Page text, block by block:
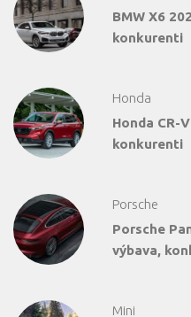
BMW X6
konkurenti
Honda
Honda CR-
konkurenti
Porsche
Porsche
výbava,
Mini